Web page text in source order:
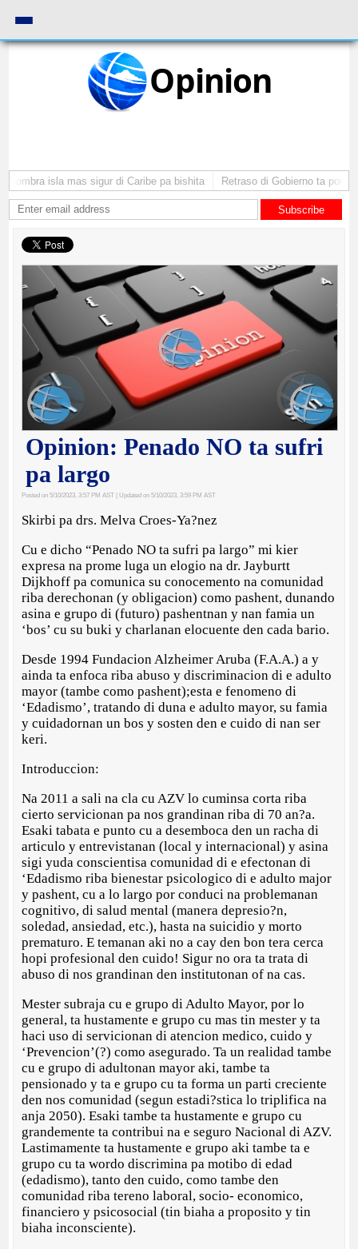
Opinion
isla mas sigur di Caribe pa bishita Retraso di Gobierno ta pone
Subscribe
Opinion: Penado NO ta sufri
pa largo
Posted on 5/10/2023, 3:57 PM AST | Updated on 5/10/2023, 3:59 PM AST
Skirbi pa drs. Melva Croes-Ya?nez
Cu e dicho “Penado NO ta sufri pa largo” mi kier
expresa na prome luga un elogio na dr. Jayburtt
Dijkhoff pa comunica su conocemento na comunidad
riba derechonan (y obligacion) como pashent, dunando
asina e grupo di (futuro) pashentnan y nan famia un
‘bos’ cu su buki y charlanan elocuente den cada bario.
Desde 1994 Fundacion Alzheimer Aruba (F.A.A.) a y
ainda ta enfoca riba abuso y discriminacion di e adulto
mayor (tambe como pashent);esta e fenomeno di
‘Edadismo’, tratando di duna e adulto mayor, su famia
y cuidadornan un bos y sosten den e cuido di nan ser
keri.
Introduccion:
Na 2011 a sali na cla cu AZV lo cuminsa corta riba
cierto servicionan pa nos grandinan riba di 70 an?a.
Esaki tabata e punto cu a desemboca den un racha di
articulo y entrevistanan (local y internacional) y asina
sigi yuda conscientisa comunidad di e efectonan di
‘Edadismo riba bienestar psicologico di e adulto major
y pashent, cu a lo largo por conduci na problemanan
cognitivo, di salud mental (manera depresio?n,
soledad, ansiedad, etc.), hasta na suicidio y morto
prematuro. E temanan aki no a cay den bon tera cerca
hopi profesional den cuido! Sigur no ora ta trata di
abuso di nos grandinan den institutonan of na cas.
Mester subraja cu e grupo di Adulto Mayor, por lo
general, ta hustamente e grupo cu mas tin mester y ta
haci uso di servicionan di atencion medico, cuido y
‘Prevencion’(?) como asegurado. Ta un realidad tambe
cu e grupo di adultonan mayor aki, tambe ta
pensionado y ta e grupo cu ta forma un parti creciente
den nos comunidad (segun estadi?stica lo triplifica na
anja 2050). Esaki tambe ta hustamente e grupo cu
grandemente ta contribui na e seguro Nacional di AZV.
Lastimamente ta hustamente e grupo aki tambe ta e
grupo cu ta wordo discrimina pa motibo di edad
(edadismo), tanto den cuido, como tambe den
comunidad riba tereno laboral, socio- economico,
financiero y psicosocial (tin biaha a proposito y tin
biaha inconsciente).